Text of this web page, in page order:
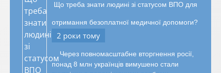
Що треба знати людині зі статусом ВПО для
отримання безоплатної медичної допомоги?
2 роки тому
Через повномасштабне вторгнення росії,
понад 8 млн українців вимушено стали